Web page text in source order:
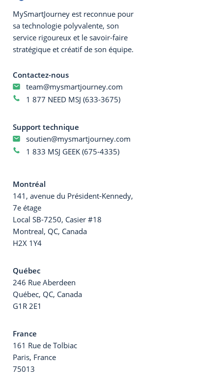
MySmartJourney est reconnue pour
sa technologie polyvalente, son
service rigoureux et le savoir-faire
stratégique et créatif de son équipe.
Contactez-nous
team@mysmartjourney.com
1 877 NEED MSJ (633-3675)
Support technique
soutien@mysmartjourney.com
1 833 MSJ GEEK (675-4335)
Montréal
141, avenue du Président-Kennedy,
7e étage
Local SB-7250, Casier #18
Montreal, QC, Canada
H2X 1Y4
Québec
246 Rue Aberdeen
Québec, QC, Canada
G1R 2E1
France
161 Rue de Tolbiac
Paris, France
75013